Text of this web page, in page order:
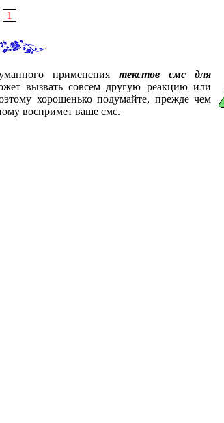
1
применениятекстов смс для
вызвать совсем другую реакцию или
хорошенько подумайте, прежде чем
воспримет ваше смс.